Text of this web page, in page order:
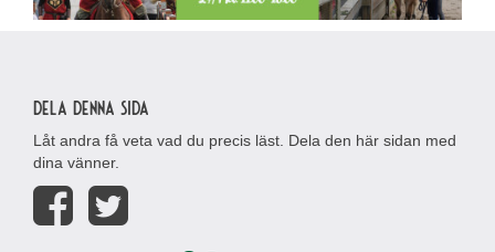
Dela denna sida
Låt andra få veta vad du precis läst. Dela den här sidan med
dina vänner.